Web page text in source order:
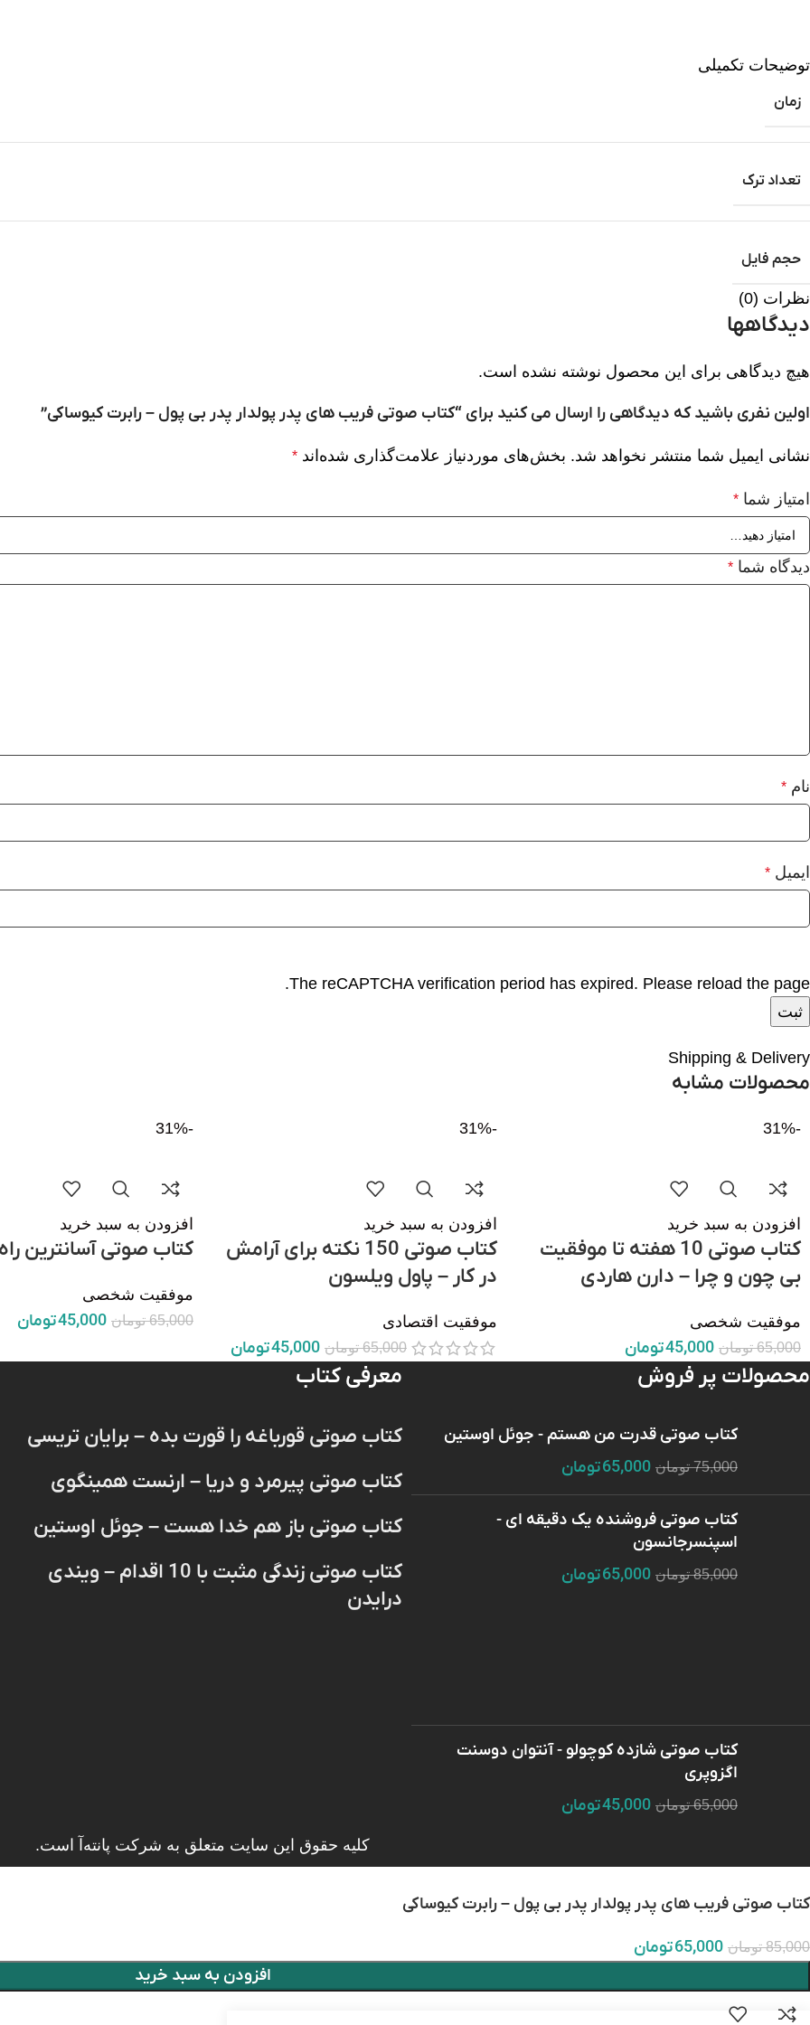
توضیحات تکمیلی
زمان
تعداد ترک
حجم فایل
نظرات (0)
دیدگاهها
هیچ دیدگاهی برای این محصول نوشته نشده است.
اولین نفری باشید که دیدگاهی را ارسال می کنید برای “کتاب صوتی فریب های پدر پولدار پدر بی پول – رابرت کیوساکی”
نشانی ایمیل شما منتشر نخواهد شد. بخش‌های موردنیاز علامت‌گذاری شده‌اند *
امتیاز شما *
دیدگاه شما *
نام *
ایمیل *
The reCAPTCHA verification period has expired. Please reload the page.
Shipping & Delivery
محصولات مشابه
-31%
افزودن به سبد خرید
کتاب صوتی 10 هفته تا موفقیت
بی چون و چرا – دارن هاردی
موفقیت شخصی
65,000 تومان 45,000تومان
-31%
افزودن به سبد خرید
کتاب صوتی 150 نکته برای آرامش
در کار – پاول ویلسون
موفقیت اقتصادی
65,000 تومان 45,000تومان
-31%
افزودن به سبد خرید
کتاب صوتی آسانترین
موفقیت شخصی
65,000 تومان 45,000تومان
محصولات پر فروش
کتاب صوتی قدرت من هستم - جوئل اوستین
75,000 تومان 65,000تومان
کتاب صوتی فروشنده یک دقیقه ای -
اسپنسرجانسون
85,000 تومان 65,000تومان
کتاب صوتی شازده کوچولو - آنتوان دوسنت
اگزوپری
65,000 تومان 45,000تومان
معرفی کتاب
کتاب صوتی قورباغه را قورت بده – برایان تریسی
کتاب صوتی پیرمرد و دریا – ارنست همینگوی
کتاب صوتی باز هم خدا هست – جوئل اوستین
کتاب صوتی زندگی مثبت با 10 اقدام – ویندی
درایدن
کلیه حقوق این سایت متعلق به شرکت پانته‌آ است.
کتاب صوتی فریب های پدر پولدار پدر بی پول – رابرت کیوساکی
85,000 تومان 65,000تومان
افزودن به سبد خرید